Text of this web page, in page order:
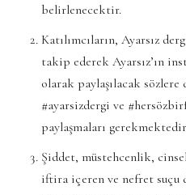
belirlenecektir.
Katılımcıların, Ayarsız
takip ederek Ayarsız’ın
olarak paylaşılacak
#ayarsizdergi ve
paylaşmaları
Şiddet, müstehcenlik,
iftira içeren ve nefret suçu